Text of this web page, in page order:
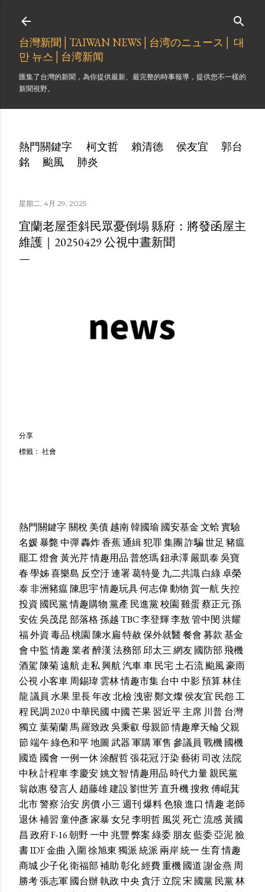
台灣新聞│TAIWAN NEWS│台湾のニュース│ 대
만 뉴스│台湾新闻
匯集了台灣的新聞，為你提供最新、最完整的時事報導，提供您不一樣的
新聞視野。
熱門關鍵字 柯文哲 賴清德 侯友宜
郭台
銘
颱風 肺炎
星期二, 4月 29, 2025
宜蘭老屋歪斜民眾憂倒塌 縣府：將發函屋主
維護｜20250429 公視中晝新聞
分享
標籤： 社會
熱門關鍵字關稅美債越南韓國瑜 國安基金文蛤實驗
名媛暴斃中彈轟炸香蕉通緝犯罪集團詐騙世足 豬瘟
罷工燈會黃光芹情趣用品普悠瑪鈕承澤嚴凱泰吳寶
春學姊喜樂島 反空汙連署葛特曼 九二共識白綠卓榮
泰非洲豬瘟陳思宇情趣玩具何志偉動物賀一航失控
投資 國民黨情趣購物黨產 民進黨校園雞蛋蔡正元孫
安佐吳茂昆部落格孫越TBC李登輝李敖管中閔洪耀
福外資毒品桃園陳水扁特赦保外就醫餐會募款基金
會中監情趣業者醉漢法務部邱太三網友國防部飛機
酒駕陳菊遠航走私興航汽車車民宅土石流颱風豪雨
公視小客車周錫瑋雲林情趣市集台中 中影預算林佳
龍議員 水果里長年改北檢洩密鄭文燦侯友宜 民怨工
程 民調2020中華民國中國芒果習近平主席 川普台灣
獨立葉菊蘭馬羅致政吳秉叡母親節情趣摩天輪父親
節端午綠色和平地圖武器軍購軍售 參議員 戰機國機
國造 國會一例一休涂醒哲張花冠汙染藝術司改法院
中秋計程車李慶安姚文智情趣用品 時代力量親民黨
翁啟惠發言人 趙藤雄建設劉世芳直升機搜救傅崐萁
北市警察治安房價小三週刊爆料色狼進口 情趣老師
退休補習童仲彥家暴女兒李明哲風災 死亡流感黃國
昌 政府F-16朝野一中 兆豐弊案綠委朋友藍委亞泥臉
書IDF金曲 入圍徐旭東獨派統派 兩岸統一生育情趣
商城少子化衛福部補助彰化經費重機國道謝金燕 周
勝考張志軍國台辦執政中央貪汙立院宋 國黨民黨林